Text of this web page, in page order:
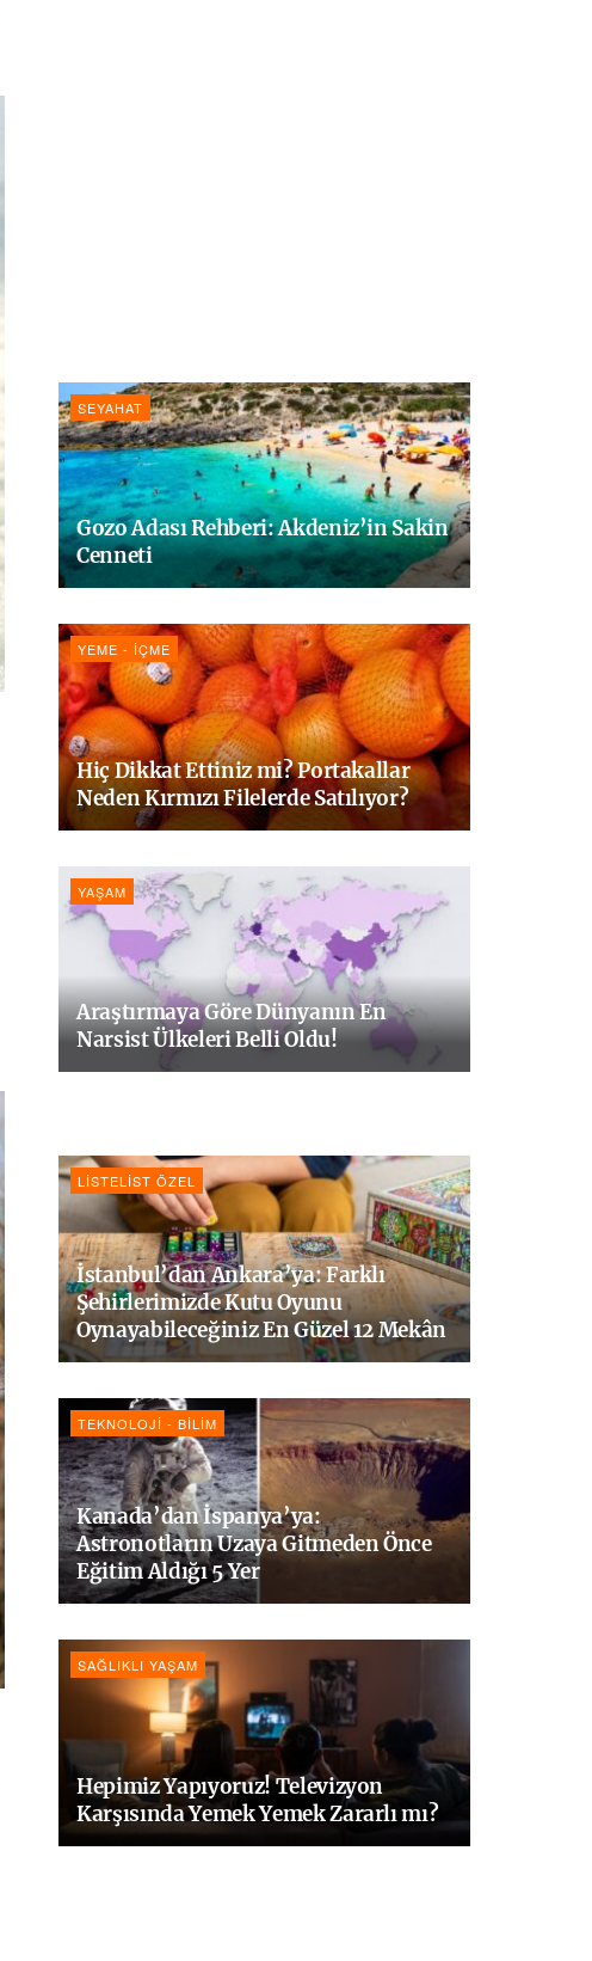
SEYAHAT
Gozo Adası Rehberi: Akdeniz’in Sakin
Cenneti
YEME - İÇME
Hiç Dikkat Ettiniz mi? Portakallar
Neden Kırmızı Filelerde Satılıyor?
YAŞAM
Araştırmaya Göre Dünyanın En
Narsist Ülkeleri Belli Oldu!
LISTELIST ÖZEL
İstanbul’dan Ankara’ya: Farklı
Şehirlerimizde Kutu Oyunu
Oynayabileceğiniz En Güzel 12 Mekân
TEKNOLOJI - BILIM
Kanada’dan İspanya’ya:
Astronotların Uzaya Gitmeden Önce
Eğitim Aldığı 5 Yer
SAĞLIKLI YAŞAM
Hepimiz Yapıyoruz! Televizyon
Karşısında Yemek Yemek Zararlı mı?